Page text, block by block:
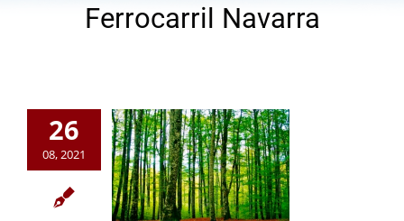
Ferrocarril Navarra
26
08, 2021